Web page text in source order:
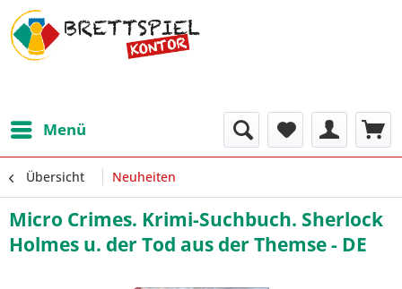
Menü
Übersicht Neuheiten
Micro Crimes. Krimi-Suchbuch. Sherlock
Holmes u. der Tod aus der Themse - DE